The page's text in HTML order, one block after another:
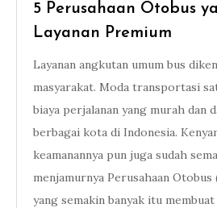
5 Perusahaan Otobus
Layanan Premium
Layanan angkutan umum bus
masyarakat. Moda transportasi
biaya perjalanan yang murah dan
berbagai kota di Indonesia.
keamanannya pun juga sudah
menjamurnya Perusahaan Otobus
yang semakin banyak itu